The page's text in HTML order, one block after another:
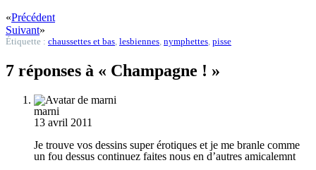
«Précédent
Suivant»
Étiquette : chaussettes et bas lesbiennes nymphettes pisse
7 réponses à « Champagne ! »
marni
13 avril 2011
Je trouve vos dessins super érotiques et je me branle comme
un fou dessus continuez faites nous en d’autres amicalemnt